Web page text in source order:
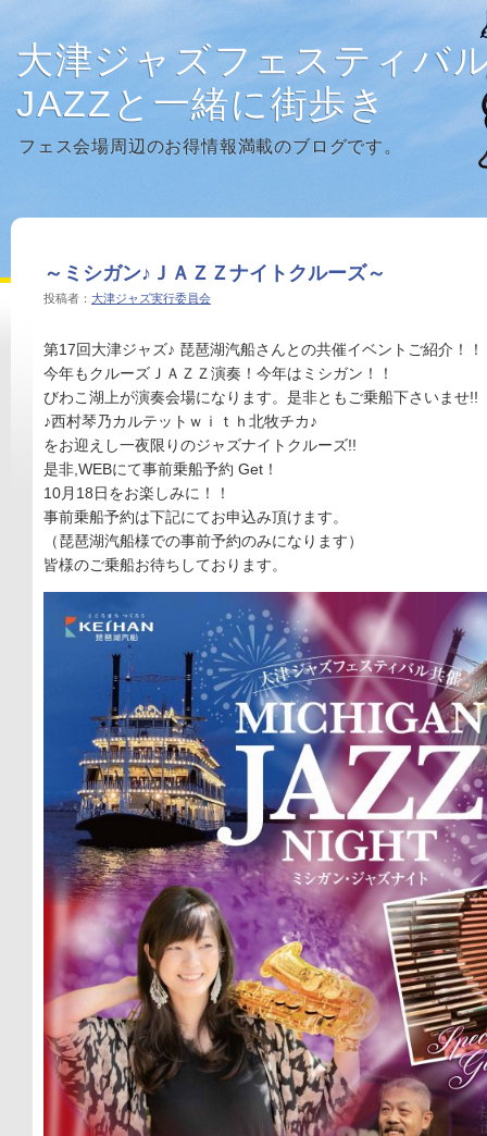
大津ジャズフェスティバ
JAZZと一緒に街歩き
フェス会場周辺のお得情報満載のブログです。
～ミシガン♪ＪＡＺＺナイトクルーズ～
投稿者： 大津ジャズ実行委員会
第17回大津ジャズ♪ 琵琶湖汽船さんとの共催イベントご紹介！！
今年もクルーズＪＡＺＺ演奏！今年はミシガン！！
びわこ湖上が演奏会場になります。是非ともご乗船下さいませ!!
♪西村琴乃カルテットｗｉｔｈ北牧チカ♪
をお迎えし一夜限りのジャズナイトクルーズ!!
是非,WEBにて事前乗船予約 Get！
10月18日をお楽しみに！！
事前乗船予約は下記にてお申込み頂けます。
（琵琶湖汽船様での事前予約のみになります）
皆様のご乗船お待ちしております。